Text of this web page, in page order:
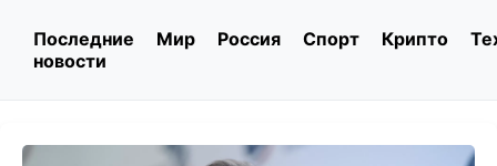
Последние
новости
Мир Россия Спорт Крипто